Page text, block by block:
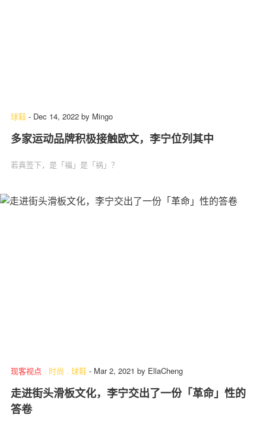
球鞋 - Dec 14, 2022 by Mingo
多家运动品牌积极接触欧文，李宁位列其中
若真签下，是「福」是「祸」？
现客视点 . 时尚 . 球鞋 - Mar 2, 2021 by EllaCheng
走进街头滑板文化，李宁交出了一份「革命」性的
答卷